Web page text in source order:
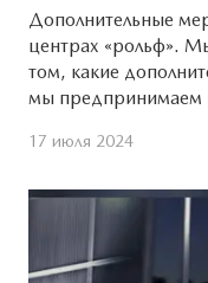
Дополнительные
центрах «рольф».
том, какие
мы предпринимаем
17 июля 2024